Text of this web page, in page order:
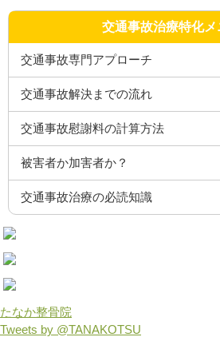
交通事故治療特化メ
交通事故専門アプローチ
交通事故解決までの流れ
交通事故慰謝料の計算方法
被害者か加害者か？
交通事故治療の必読知識
たなか整骨院
Tweets by @TANAKOTSU